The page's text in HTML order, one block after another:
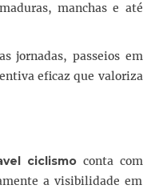
manchas e até
jornadas, passeios em
eficaz que valoriza
ciclismo conta com
a visibilidade em